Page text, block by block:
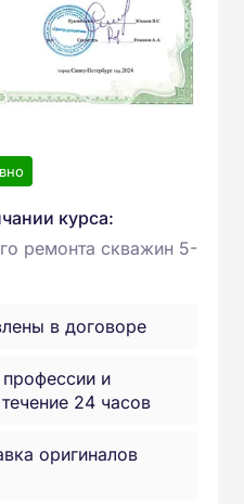
курса:
ремонта скважин 5-
в договоре
и
24 часов
оригиналов